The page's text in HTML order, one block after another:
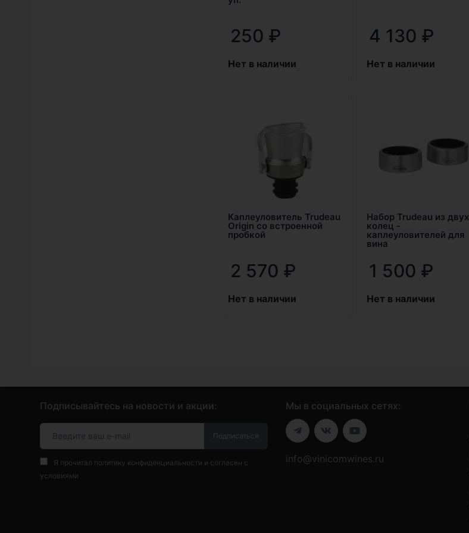
250 ₽
Нет в наличии
4 130 ₽
Нет в наличии
Каплеуловитель Trudeau
Origin со встроенной
пробкой
2 570 ₽
Нет в наличии
Набор Trudeau из двух
колец -
каплеуловителей для
вина
1 500 ₽
Нет в наличии
Подписывайтесь на новости и акции:
Подписаться
Я прочитал политику конфиденциальности и согласен с
условиями
Мы в социальных сетях:
info@vinicomwines.ru